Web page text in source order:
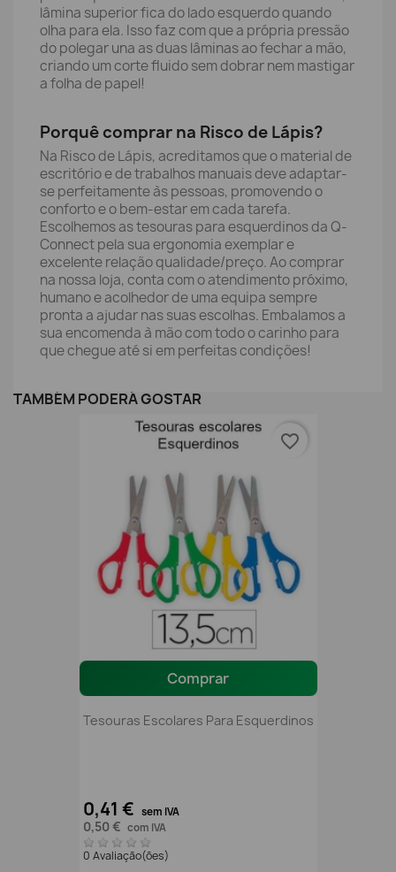
lâmina superior fica do lado esquerdo quando
olha para ela. Isso faz com que a própria pressão
do polegar una as duas lâminas ao fechar a mão,
criando um corte fluido sem dobrar nem mastigar
a folha de papel!
Porquê comprar na Risco de Lápis?
Na Risco de Lápis, acreditamos que o material de
escritório e de trabalhos manuais deve adaptar-
se perfeitamente às pessoas, promovendo o
conforto e o bem-estar em cada tarefa.
Escolhemos as tesouras para esquerdinos da Q-
Connect pela sua ergonomia exemplar e
excelente relação qualidade/preço. Ao comprar
na nossa loja, conta com o atendimento próximo,
humano e acolhedor de uma equipa sempre
pronta a ajudar nas suas escolhas. Embalamos a
sua encomenda à mão com todo o carinho para
que chegue até si em perfeitas condições!
TAMBÉM PODERÁ GOSTAR
Comprar
Tesouras Escolares Para Esquerdinos
0,41 € sem IVA
0,50 € com IVA
0 Avaliação(ões)
favorite_border